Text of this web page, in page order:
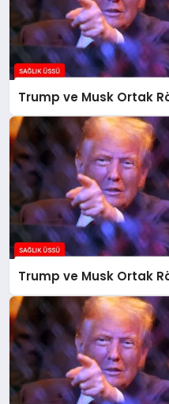
Trump ve Musk Ortak
Trump ve Musk Ortak